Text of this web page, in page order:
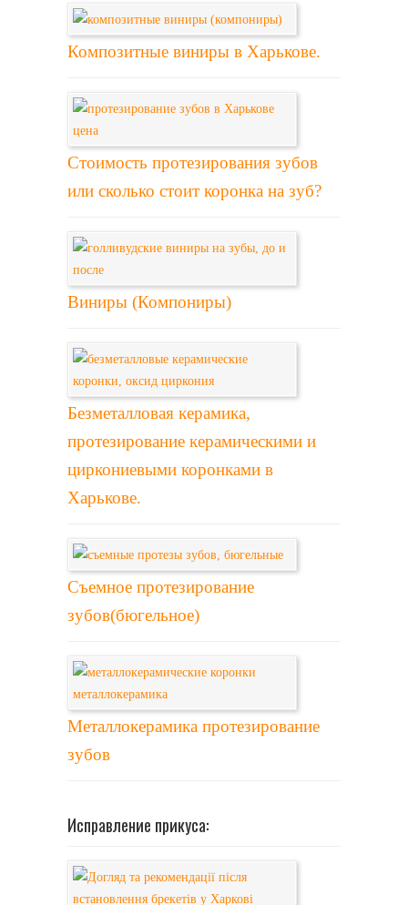
Композитные виниры в Харькове.
Стоимость протезирования зубов
или сколько стоит коронка на зуб?
Виниры (Компониры)
Безметалловая керамика,
протезирование керамическими и
циркониевыми коронками в
Харькове.
Съемное протезирование
зубов(бюгельное)
Металлокерамика протезирование
зубов
Исправление прикуса: